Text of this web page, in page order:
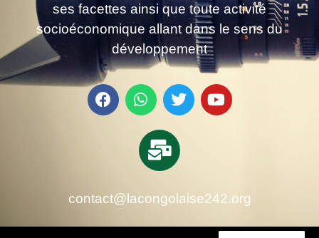
ses facettes ainsi que toute activité
socioéconomique allant dans le sens du
développement
contact@lacongolaise242.org